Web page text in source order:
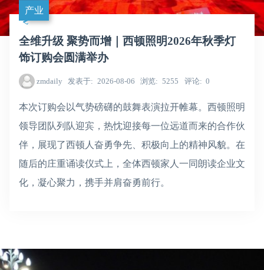
产业
全维升级 聚势而增｜西顿照明2026年秋季灯
饰订购会圆满举办
zmdaily 发表于 2026-08-06 浏览 5255 评论 0
本次订购会以气势磅礴的鼓舞表演拉开帷幕。西顿照明
领导团队列队迎宾，热忱迎接每一位远道而来的合作伙
伴，展现了西顿人奋勇争先、积极向上的精神风貌。在
随后的庄重诵读仪式上，全体西顿家人一同朗读企业文
化，凝心聚力，携手并肩奋勇前行。